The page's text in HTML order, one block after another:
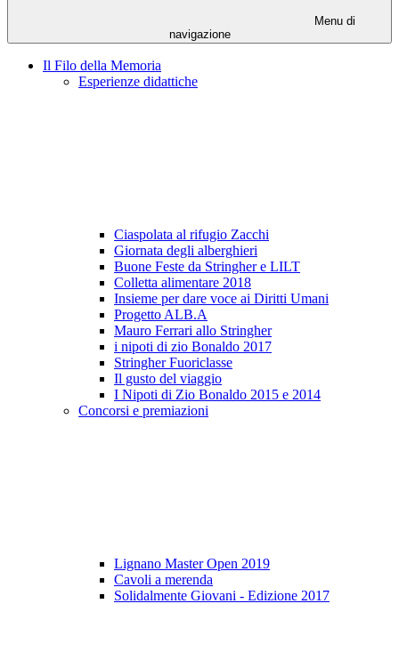
Menu di
navigazione
Il Filo della Memoria
Esperienze didattiche
Ciaspolata al rifugio Zacchi
Giornata degli alberghieri
Buone Feste da Stringher e LILT
Colletta alimentare 2018
Insieme per dare voce ai Diritti Umani
Progetto ALB.A
Mauro Ferrari allo Stringher
i nipoti di zio Bonaldo 2017
Stringher Fuoriclasse
Il gusto del viaggio
I Nipoti di Zio Bonaldo 2015 e 2014
Concorsi e premiazioni
Lignano Master Open 2019
Cavoli a merenda
Solidalmente Giovani - Edizione 2017